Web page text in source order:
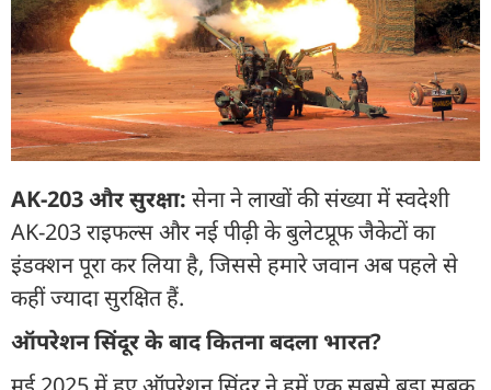
AK-203 और सुरक्षा: सेना ने लाखों की संख्या में स्वदेशी
AK-203 राइफल्स और नई पीढ़ी के बुलेटप्रूफ जैकेटों का
इंडक्शन पूरा कर लिया है, जिससे हमारे जवान अब पहले से
कहीं ज्यादा सुरक्षित हैं.
ऑपरेशन सिंदूर के बाद कितना बदला भारत?